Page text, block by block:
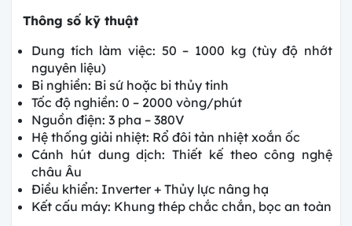
Thông số kỹ thuật
Dung tích làm việc: 50 – 1000 kg (tùy độ nhớt
nguyên liệu)
Bi nghiền: Bi sứ hoặc bi thủy tinh
Tốc độ nghiền: 0 – 2000 vòng/phút
Nguồn điện: 3 pha – 380V
Hệ thống giải nhiệt: Rổ đôi tản nhiệt xoắn ốc
Cánh hút dung dịch: Thiết kế theo công nghệ
châu Âu
Điều khiển: Inverter + Thủy lực nâng hạ
Kết cấu máy: Khung thép chắc chắn, bọc an toàn